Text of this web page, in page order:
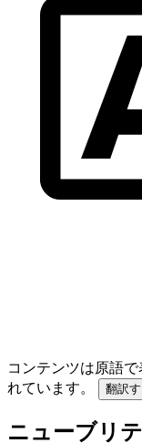
コンテンツは原語で
れています。
翻訳
ニューブリ